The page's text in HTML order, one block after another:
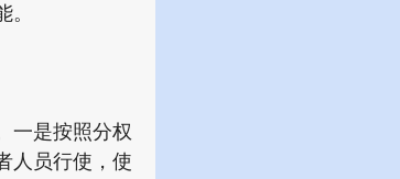
是按照分权
人员行使，使